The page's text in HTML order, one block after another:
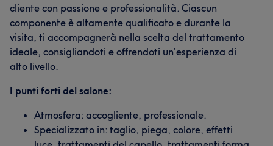
cliente con passione e professionalità. Ciascun
componente è altamente qualificato e durante la
visita, ti accompagnerà nella scelta del trattamento
ideale, consigliandoti e offrendoti un’esperienza di
alto livello.
I punti forti del salone:
Atmosfera: accogliente, professionale.
Specializzato in: taglio, piega, colore, effetti